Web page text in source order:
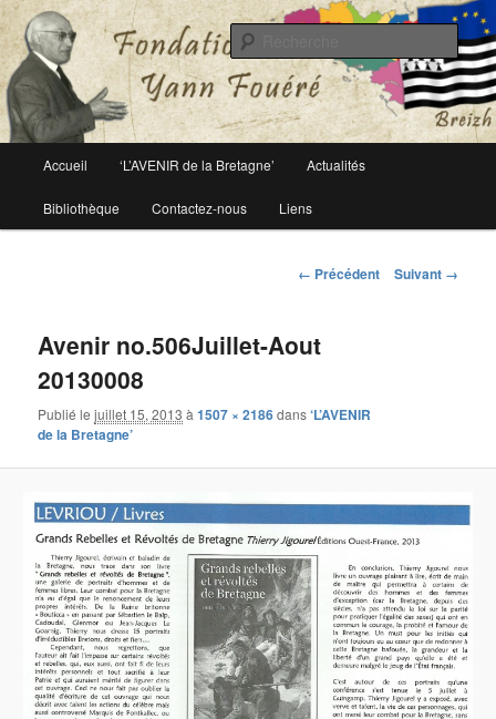
Fondation Yann Fouéré
Le site officiel de la fondation Yann Fouéré
principal
Aller
au
Accueil ‘L’AVENIR de la Bretagne’ Actualités
Bibliothèque Contactez-nous Liens
Navigation
← Précédent Suivant →
Avenir no.506Juillet-Aout
20130008
Publié lejuillet 15, 2013 à1507 × 2186dans‘L’AVENIR
de la Bretagne’